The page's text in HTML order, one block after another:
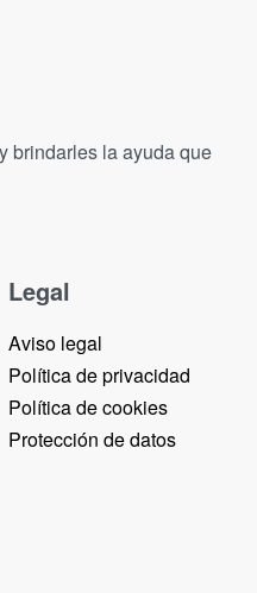
brindarles la ayuda que
Legal
Aviso legal
Política de privacidad
Política de cookies
Protección de datos